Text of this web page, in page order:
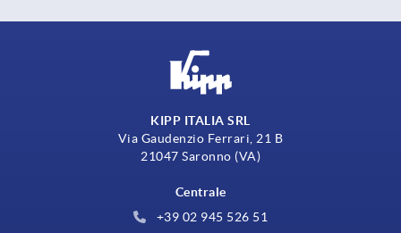
KIPP ITALIA SRL
Via Gaudenzio Ferrari, 21 B
21047 Saronno (VA)
Centrale
+39 02 945 526 51